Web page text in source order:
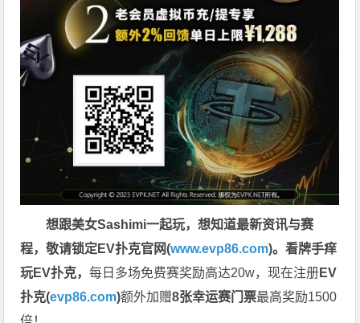
想跟美女Sashimi一起玩，想知道最新资讯与赛
程，敬请锁定EV扑克官网(www.evp86.com)。看牌手痒
玩EV扑克，每日多场免费赛奖励高达20w，现在注册EV
扑克(evp86.com)额外加赠8张幸运赛门票最高奖励1500